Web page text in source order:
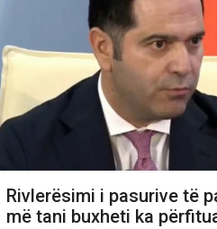
Rivlerësimi i pasurive të
më tani buxheti ka